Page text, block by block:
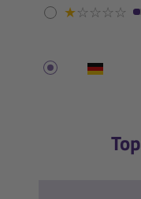
★☆☆☆☆